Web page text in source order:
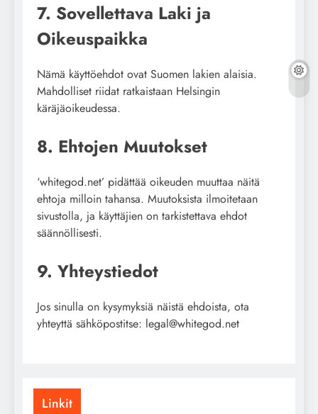
7. Sovellettava Laki ja
Oikeuspaikka
Nämä käyttöehdot ovat Suomen lakien alaisia.
Mahdolliset riidat ratkaistaan Helsingin
käräjäoikeudessa.
8. Ehtojen Muutokset
‘whitegod.net’ pidättää oikeuden muuttaa näitä
ehtoja milloin tahansa. Muutoksista ilmoitetaan
sivustolla, ja käyttäjien on tarkistettava ehdot
säännöllisesti.
9. Yhteystiedot
Jos sinulla on kysymyksiä näistä ehdoista, ota
yhteyttä sähköpostitse: legal@whitegod.net
Linkit